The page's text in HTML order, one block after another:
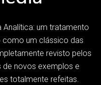
um tratamento
um clássico das
revisto pelos
de novos exemplos e
totalmente refeitas.